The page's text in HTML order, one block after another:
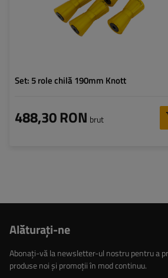
Set: 5 role chilă 190mm Knott
488,30 RON brut
Diametrul orificiilor de
17 mm
Alăturaţi-ne
Abonați-vă la newsletter-ul nostru pentru a
produse noi și promoții în mod continuu.